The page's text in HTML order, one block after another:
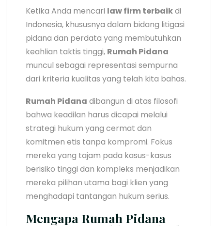
Ketika Anda mencari law firm terbaikdi
Indonesia, khususnya dalam bidang litigasi
pidana dan perdata yang membutuhkan
keahlian taktis tinggi, Rumah Pidana
muncul sebagai representasi sempurna
dari kriteria kualitas yang telah kita bahas.
Rumah Pidana dibangun di atas filosofi
bahwa keadilan harus dicapai melalui
strategi hukum yang cermat dan
komitmen etis tanpa kompromi. Fokus
mereka yang tajam pada kasus-kasus
berisiko tinggi dan kompleks menjadikan
mereka pilihan utama bagi klien yang
menghadapi tantangan hukum serius.
Mengapa Rumah Pidana